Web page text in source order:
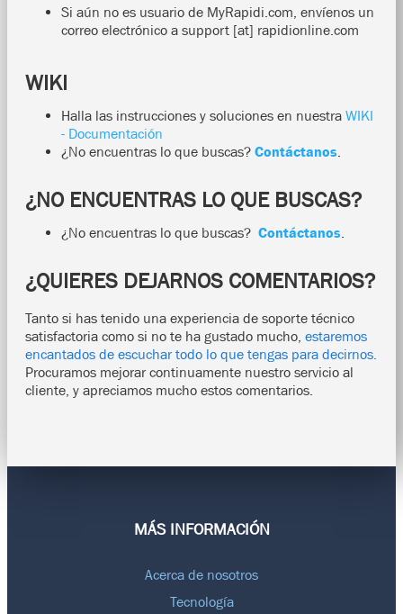
Si aún no es usuario de MyRapidi.com, envíenos un
correo electrónico a support [at] rapidionline.com
WIKI
Halla las instrucciones y soluciones en nuestra WIKI
- Documentación
¿No encuentras lo que buscas? Contáctanos
¿NO ENCUENTRAS LO QUE BUSCAS?
¿No encuentras lo que buscas? Contáctanos
¿QUIERES DEJARNOS COMENTARIOS?
Tanto si has tenido una experiencia de soporte técnico
satisfactoria como si no te ha gustado mucho, estaremos
encantados de escuchar todo lo que tengas para decirnos.
Procuramos mejorar continuamente nuestro servicio al
cliente, y apreciamos mucho estos comentarios.
MÁS INFORMACIÓN
Acerca de nosotros
Tecnología